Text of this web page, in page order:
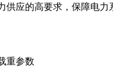
供应的高要求，保障电力
重参数